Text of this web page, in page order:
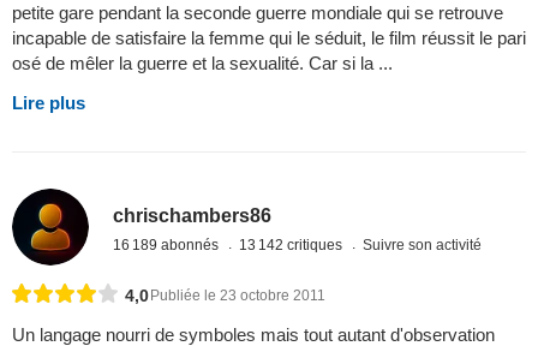
petite gare pendant la seconde guerre mondiale qui se retrouve
incapable de satisfaire la femme qui le séduit, le film réussit le pari
osé de mêler la guerre et la sexualité. Car si la ...
Lire plus
chrischambers86
16 189 abonnés 13 142 critiques Suivre son activité
4,0 Publiée le 23 octobre 2011
Un langage nourri de symboles mais tout autant d'observation